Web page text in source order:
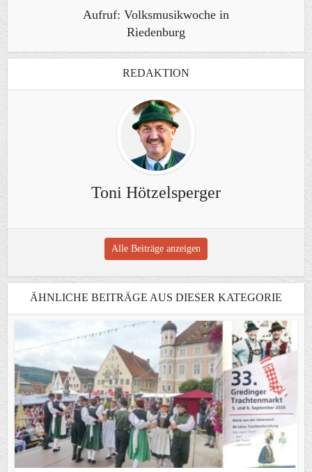
Aufruf: Volksmusikwoche in
Riedenburg
REDAKTION
Toni Hötzelsperger
Alle Beiträge anzeigen
ÄHNLICHE BEITRÄGE AUS DIESER KATEGORIE